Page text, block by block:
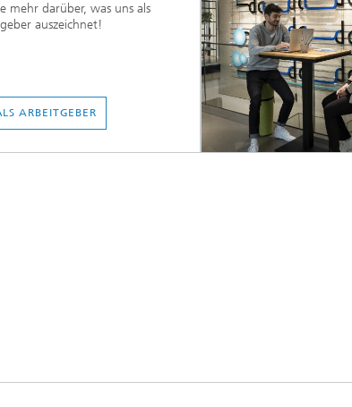
mehr darüber, was uns als
auszeichnet!
ARBEITGEBER